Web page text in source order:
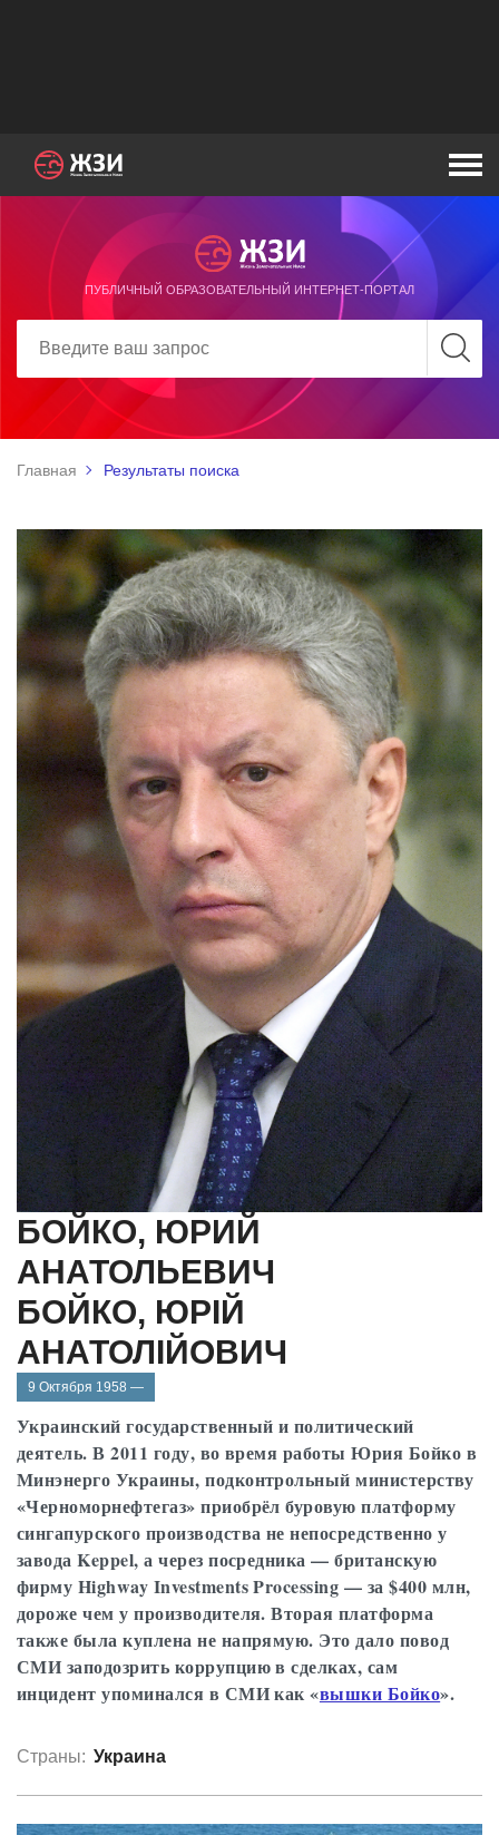
ПУБЛИЧНЫЙ ОБРАЗОВАТЕЛЬНЫЙ ИНТЕРНЕТ-ПОРТАЛ
Главная Результаты поиска
БОЙКО, ЮРИЙ
АНАТОЛЬЕВИЧ
БОЙКО, ЮРІЙ
АНАТОЛІЙОВИЧ
9 Октября 1958 —
Украинский государственный и политический
деятель. В 2011 году, во время работы Юрия Бойко в
Минэнерго Украины, подконтрольный министерству
«Черноморнефтегаз» приобрёл буровую платформу
сингапурского производства не непосредственно у
завода Keppel, а через посредника — британскую
фирму Highway Investments Processing — за $400 млн,
дороже чем у производителя. Вторая платформа
также была куплена не напрямую. Это дало повод
СМИ заподозрить коррупцию в сделках, сам
инцидент упоминался в СМИ как «вышки Бойко».
Страны: Украина